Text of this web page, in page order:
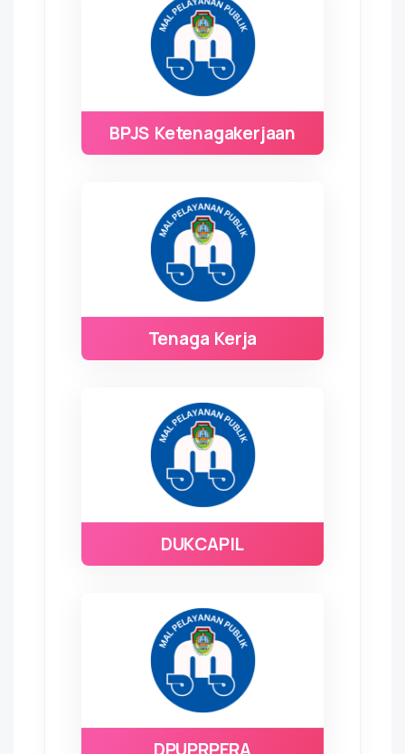
BPJS Ketenagakerjaan
Tenaga Kerja
DUKCAPIL